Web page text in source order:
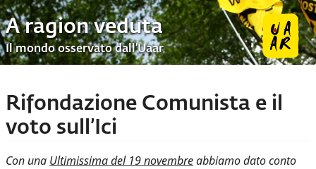
A ragion veduta
Il mondo osservato dall’Uaar
Rifondazione Comunista e il
voto sull’Ici
Con una Ultimissima del 19 novembreabbiamo dato conto